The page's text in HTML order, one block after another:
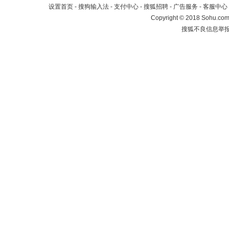
设置首页 - 搜狗输入法 - 支付中心 - 搜狐招聘 - 广告服务 - 客服中心
Copyright©2018
搜狐不良信息举